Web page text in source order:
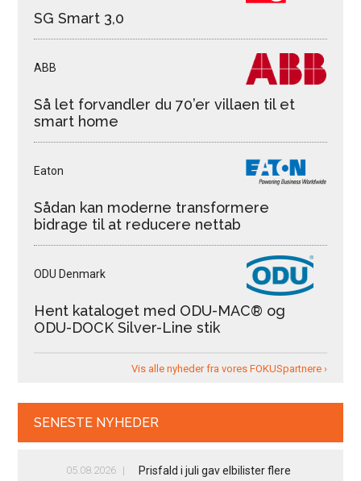
SG Smart 3,0
ABB
Så let forvandler du 70’er villaen til et
smart home
Eaton
Sådan kan moderne transformere
bidrage til at reducere nettab
ODU Denmark
Hent kataloget med ODU-MAC® og
ODU-DOCK Silver-Line stik
Vis alle nyheder fra vores FOKUSpartnere ›
SENESTE NYHEDER
05.08.2026
Prisfald i juli gav elbilister flere